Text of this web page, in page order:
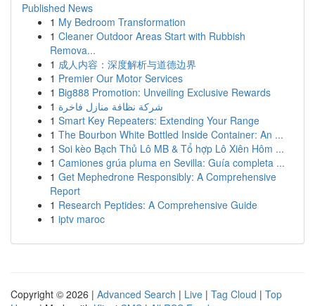
Published News
1 My Bedroom Transformation
1 Cleaner Outdoor Areas Start with Rubbish
Remova...
1 成人内容：深度解析与道德边界
1 Premier Our Motor Services
1 Big888 Promotion: Unveiling Exclusive Rewards
1 شركة نظافة منازل فاخرة
1 Smart Key Repeaters: Extending Your Range
1 The Bourbon White Bottled Inside Container: An ...
1 Soi kèo Bạch Thủ Lô MB & Tổ hợp Lô Xiên Hôm ...
1 Camiones grúa pluma en Sevilla: Guía completa ...
1 Get Mephedrone Responsibly: A Comprehensive
Report
1 Research Peptides: A Comprehensive Guide
1 iptv maroc
Copyright © 2026 | Advanced Search | Live | Tag Cloud | Top